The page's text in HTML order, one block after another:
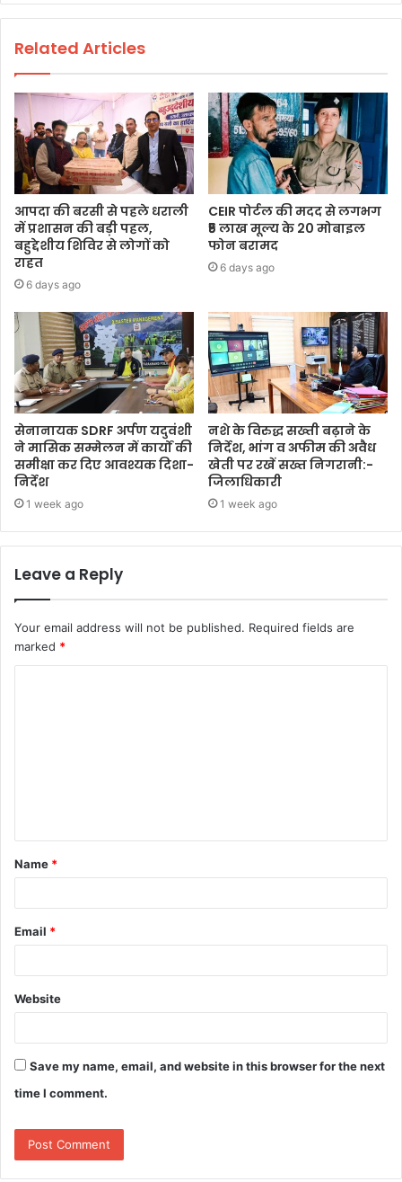
Related Articles
आपदा की बरसी से पहले धराली
में प्रशासन की बड़ी पहल,
बहुद्देशीय शिविर से लोगों को
राहत
6 days ago
CEIR पोर्टल की मदद से लगभग
₹5 लाख मूल्य के 20 मोबाइल
फोन बरामद
6 days ago
सेनानायक SDRF अर्पण यदुवंशी
ने मासिक सम्मेलन में कार्यों की
समीक्षा कर दिए आवश्यक दिशा-
निर्देश
1 week ago
नशे के विरुद्ध सख्ती बढ़ाने के
निर्देश, भांग व अफीम की अवैध
खेती पर रखें सख्त निगरानी:-
जिलाधिकारी
1 week ago
Leave a Reply
Your email address will not be published. Required fields are
marked *
t
*
Name *
Email *
Website
Save my name, email, and website in this browser for the next
time I comment.